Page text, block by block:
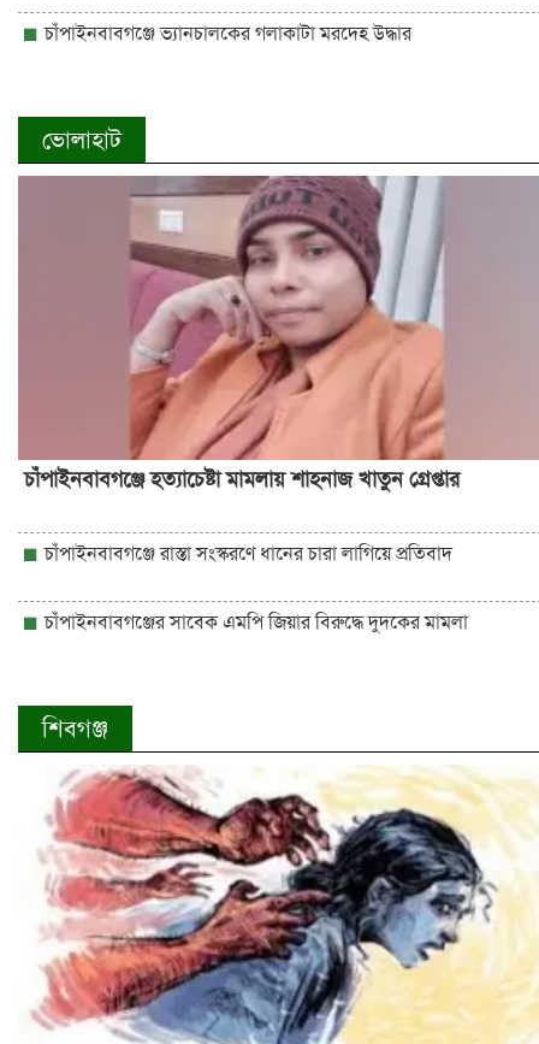
চাঁপাইনবাবগঞ্জে ভ্যানচালকের গলাকাটা মরদেহ উদ্ধার
ভোলাহাট
চাঁপাইনবাবগঞ্জে হত্যাচেষ্টা মামলায় শাহনাজ খাতুন গ্রেপ্তার
চাঁপাইনবাবগঞ্জে রাস্তা সংস্করণে ধানের চারা লাগিয়ে প্রতিবাদ
চাঁপাইনবাবগঞ্জের সাবেক এমপি জিয়ার বিরুদ্ধে দুদকের মামলা
শিবগঞ্জ